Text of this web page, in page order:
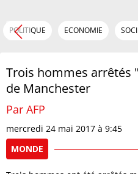
POLITIQUE ECONOMIE
Trois hommes arrêtés
de Manchester
Par AFP
mercredi 24 mai 2017 à 9:45
MONDE